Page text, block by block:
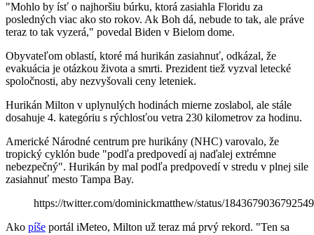
"Mohlo by ísť o najhoršiu búrku, ktorá zasiahla Floridu za
posledných viac ako sto rokov. Ak Boh dá, nebude to tak, ale práve
teraz to tak vyzerá," povedal Biden v Bielom dome.
Obyvateľom oblastí, ktoré má hurikán zasiahnuť, odkázal, že
evakuácia je otázkou života a smrti. Prezident tiež vyzval letecké
spoločnosti, aby nezvyšovali ceny leteniek.
Hurikán Milton v uplynulých hodinách mierne zoslabol, ale stále
dosahuje 4. kategóriu s rýchlosťou vetra 230 kilometrov za hodinu.
Americké Národné centrum pre hurikány (NHC) varovalo, že
tropický cyklón bude "podľa predpovedí aj naďalej extrémne
nebezpečný". Hurikán by mal podľa predpovedí v stredu v plnej sile
zasiahnuť mesto Tampa Bay.
https://twitter.com/dominickmatthew/status/
Ako píše portál iMeteo, Milton už teraz má prvý rekord. "Ten sa